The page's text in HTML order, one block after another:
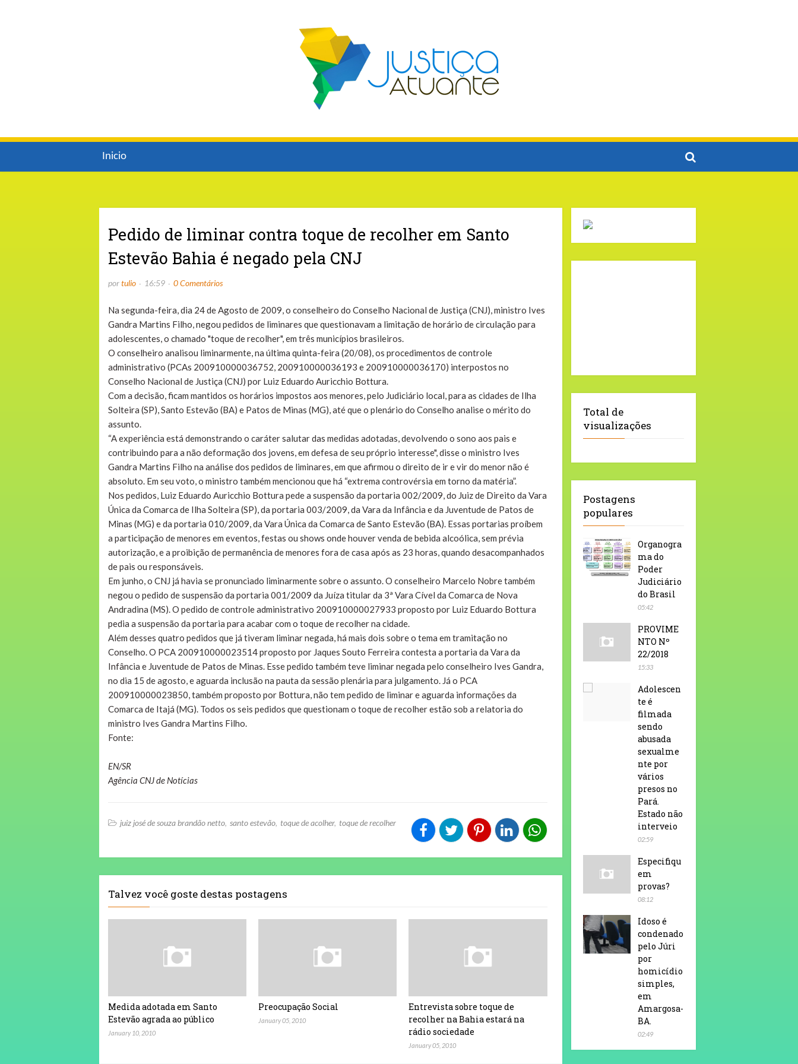
Inicio
Pedido de liminar contra toque de recolher em Santo
Estevão Bahia é negado pela CNJ
portulio 16:59 0 Comentários
Na segunda-feira, dia 24 de Agosto de 2009, o conselheiro do Conselho Nacional de Justiça (CNJ), ministro Ives
Gandra Martins Filho, negou pedidos de liminares que questionavam a limitação de horário de circulação para
adolescentes, o chamado "toque de recolher", em três municípios brasileiros.
O conselheiro analisou liminarmente, na última quinta-feira (20/08), os procedimentos de controle
administrativo (PCAs 200910000036752, 200910000036193 e 200910000036170) interpostos no
Conselho Nacional de Justiça (CNJ) por Luiz Eduardo Auricchio Bottura.
Com a decisão, ficam mantidos os horários impostos aos menores, pelo Judiciário local, para as cidades de Ilha
Solteira (SP), Santo Estevão (BA) e Patos de Minas (MG), até que o plenário do Conselho analise o mérito do
assunto.
“A experiência está demonstrando o caráter salutar das medidas adotadas, devolvendo o sono aos pais e
contribuindo para a não deformação dos jovens, em defesa de seu próprio interesse", disse o ministro Ives
Gandra Martins Filho na análise dos pedidos de liminares, em que afirmou o direito de ir e vir do menor não é
absoluto. Em seu voto, o ministro também mencionou que há “extrema controvérsia em torno da matéria”.
Nos pedidos, Luiz Eduardo Auricchio Bottura pede a suspensão da portaria 002/2009, do Juiz de Direito da Vara
Única da Comarca de Ilha Solteira (SP), da portaria 003/2009, da Vara da Infância e da Juventude de Patos de
Minas (MG) e da portaria 010/2009, da Vara Única da Comarca de Santo Estevão (BA). Essas portarias proíbem
a participação de menores em eventos, festas ou shows onde houver venda de bebida alcoólica, sem prévia
autorização, e a proibição de permanência de menores fora de casa após as 23 horas, quando desacompanhados
de pais ou responsáveis.
Em junho, o CNJ já havia se pronunciado liminarmente sobre o assunto. O conselheiro Marcelo Nobre também
negou o pedido de suspensão da portaria 001/2009 da Juíza titular da 3ª Vara Cível da Comarca de Nova
Andradina (MS). O pedido de controle administrativo 200910000027933 proposto por Luiz Eduardo Bottura
pedia a suspensão da portaria para acabar com o toque de recolher na cidade.
Além desses quatro pedidos que já tiveram liminar negada, há mais dois sobre o tema em tramitação no
Conselho. O PCA 200910000023514 proposto por Jaques Souto Ferreira contesta a portaria da Vara da
Infância e Juventude de Patos de Minas. Esse pedido também teve liminar negada pelo conselheiro Ives Gandra,
no dia 15 de agosto, e aguarda inclusão na pauta da sessão plenária para julgamento. Já o PCA
200910000023850, também proposto por Bottura, não tem pedido de liminar e aguarda informações da
Comarca de Itajá (MG). Todos os seis pedidos que questionam o toque de recolher estão sob a relatoria do
ministro Ives Gandra Martins Filho.
Fonte:
EN/SR
Agência CNJ de Notícias
juiz josé de souza brandão netto santo estevão toque de acolher toque de recolher
Talvez você goste destas postagens
Medida adotada em Santo
Estevão agrada ao público
January 10, 2010
Preocupação Social
January 05, 2010
Entrevista sobre toque de
recolher na Bahia estará na
rádio sociedade
January 05, 2010
Total de
visualizações
Postagens
populares
Organogra
ma do
Poder
Judiciário
do Brasil
05:42
PROVIME
NTO Nº
22/2018
15:33
Adolescen
te é
filmada
sendo
abusada
sexualme
nte por
vários
presos no
Pará.
Estado não
interveio
02:59
Especifiqu
em
provas?
08:12
Idoso é
condenado
pelo Júri
por
homicídio
simples,
em
Amargosa-
BA.
02:49